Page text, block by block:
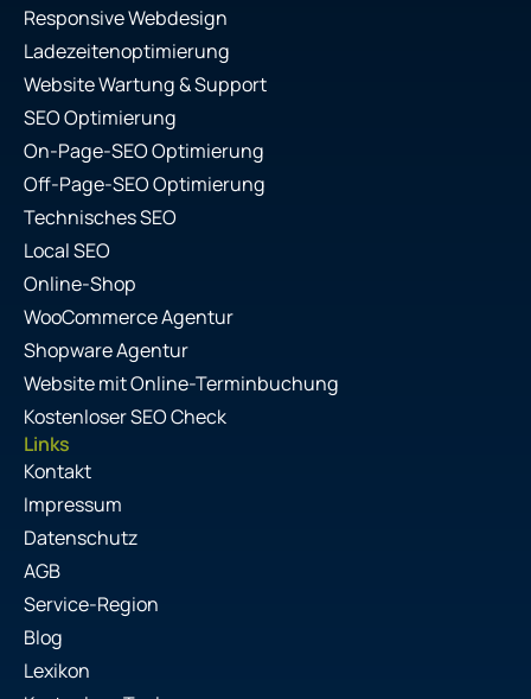
Responsive Webdesign
Ladezeitenoptimierung
Website Wartung & Support
SEO Optimierung
On-Page-SEO Optimierung
Off-Page-SEO Optimierung
Technisches SEO
Local SEO
Online-Shop
WooCommerce Agentur
Shopware Agentur
Website mit Online-Terminbuchung
Kostenloser SEO Check
Links
Kontakt
Impressum
Datenschutz
AGB
Service-Region
Blog
Lexikon